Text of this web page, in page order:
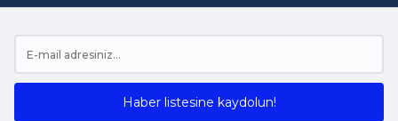
Haber listesine kaydolun!